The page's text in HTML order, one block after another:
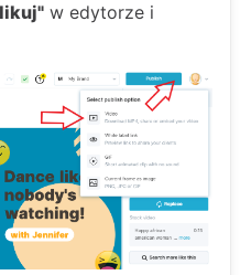
w edytorze i